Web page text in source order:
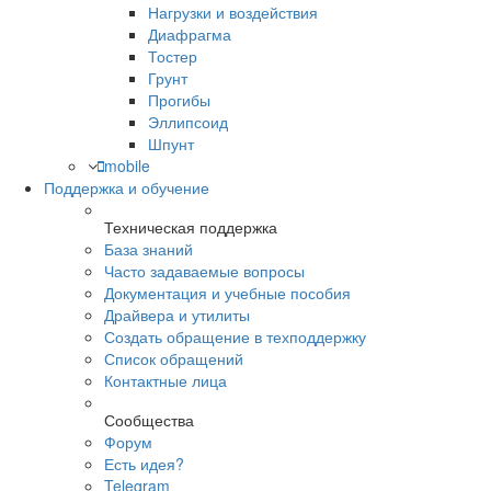
Нагрузки и воздействия
Диафрагма
Тостер
Грунт
Прогибы
Эллипсоид
Шпунт
mobile
Поддержка и обучение
Техническая поддержка
База знаний
Часто задаваемые вопросы
Документация и учебные пособия
Драйвера и утилиты
Создать обращение в техподдержку
Список обращений
Контактные лица
Сообщества
Форум
Есть идея?
Telegram